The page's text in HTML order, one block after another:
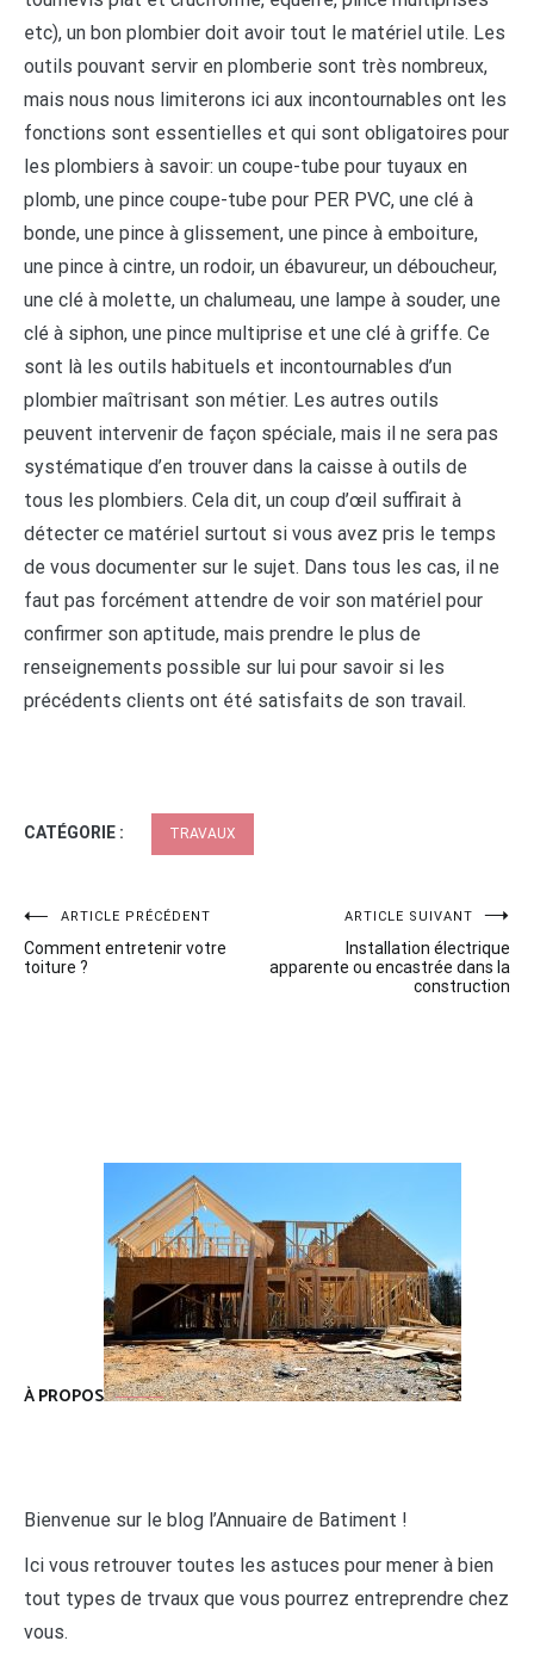
etc), un bon plombier doit avoir tout le matériel utile. Les
outils pouvant servir en plomberie sont très nombreux,
mais nous nous limiterons ici aux incontournables ont les
fonctions sont essentielles et qui sont obligatoires pour
les plombiers à savoir: un coupe-tube pour tuyaux en
plomb, une pince coupe-tube pour PER PVC, une clé à
bonde, une pince à glissement, une pince à emboiture,
une pince à cintre, un rodoir, un ébavureur, un déboucheur,
une clé à molette, un chalumeau, une lampe à souder, une
clé à siphon, une pince multiprise et une clé à griffe. Ce
sont là les outils habituels et incontournables d’un
plombier maîtrisant son métier. Les autres outils
peuvent intervenir de façon spéciale, mais il ne sera pas
systématique d’en trouver dans la caisse à outils de
tous les plombiers. Cela dit, un coup d’œil suffirait à
détecter ce matériel surtout si vous avez pris le temps
de vous documenter sur le sujet. Dans tous les cas, il ne
faut pas forcément attendre de voir son matériel pour
confirmer son aptitude, mais prendre le plus de
renseignements possible sur lui pour savoir si les
précédents clients ont été satisfaits de son travail.
CATÉGORIE : TRAVAUX
Navigation
de
ARTICLE PRÉCÉDENT
Comment entretenir votre
toiture ?
ARTICLE SUIVANT
Installation électrique
apparente ou encastrée dans la
construction
À PROPOS
Bienvenue sur le blog l’Annuaire de Batiment !
Ici vous retrouver toutes les astuces pour mener à bien
tout types de trvaux que vous pourrez entreprendre chez
vous.